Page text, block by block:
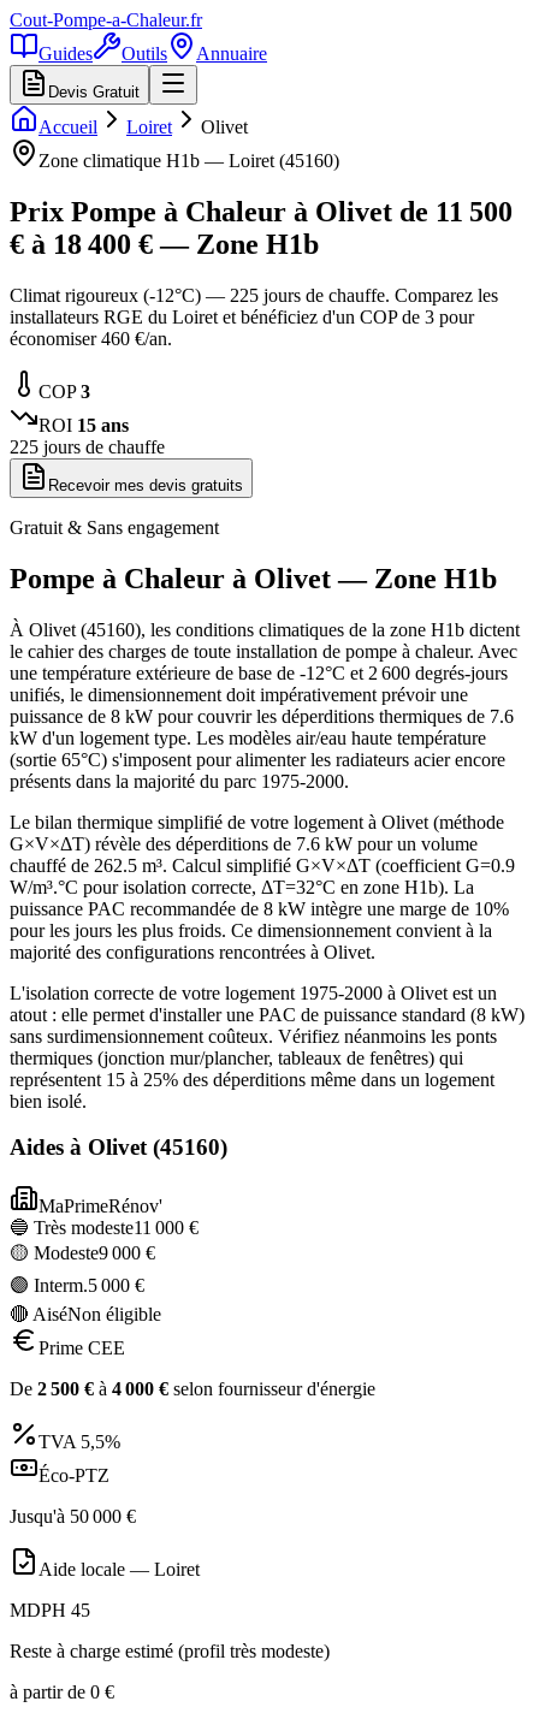
Cout-Pompe-a-Chaleur.fr
Guides
Outils Annuaire
Devis Gratuit
Accueil Loiret
Olivet
Zone climatique H1b — Loiret (45160)
Prix Pompe à Chaleur à Olivet de 11 500
€ à 18 400 € — Zone H1b
Climat rigoureux (-12°C) — 225 jours de chauffe. Comparez les
installateurs RGE du Loiret et bénéficiez d'un COP de 3 pour
économiser 460 €/an.
COP3
ROI 15 ans
225 jours de chauffe
Recevoir mes devis gratuits
Gratuit & Sans engagement
Pompe à Chaleur à Olivet— Zone H1b
À Olivet (45160), les conditions climatiques de la zone H1b dictent
le cahier des charges de toute installation de pompe à chaleur. Avec
une température extérieure de base de -12°C et 2 600 degrés-jours
unifiés, le dimensionnement doit impérativement prévoir une
puissance de 8 kW pour couvrir les déperditions thermiques de 7.6
kW d'un logement type. Les modèles air/eau haute température
(sortie 65°C) s'imposent pour alimenter les radiateurs acier encore
présents dans la majorité du parc 1975-2000.
Le bilan thermique simplifié de votre logement à Olivet (méthode
G×V×ΔT) révèle des déperditions de 7.6 kW pour un volume
chauffé de 262.5 m³. Calcul simplifié G×V×ΔT (coefficient G=0.9
W/m³.°C pour isolation correcte, ΔT=32°C en zone H1b). La
puissance PAC recommandée de 8 kW intègre une marge de 10%
pour les jours les plus froids. Ce dimensionnement convient à la
majorité des configurations rencontrées à Olivet.
L'isolation correcte de votre logement 1975-2000 à Olivet est un
atout : elle permet d'installer une PAC de puissance standard (8 kW)
sans surdimensionnement coûteux. Vérifiez néanmoins les ponts
thermiques (jonction mur/plancher, tableaux de fenêtres) qui
représentent 15 à 25% des déperditions même dans un logement
bien isolé.
Aides à Olivet(45160)
MaPrimeRénov'
🔵 Très modeste11 000 €
🟡 Modeste9 000 €
🟣 Interm.5 000 €
🔴 AiséNon éligible
Prime CEE
De 2 500 € à 4 000 € selon fournisseur d'énergie
TVA 5,5%
Éco-PTZ
Jusqu'à 50 000 €
Aide locale — Loiret
MDPH 45
Reste à charge estimé (profil très modeste)
à partir de 0 €